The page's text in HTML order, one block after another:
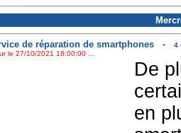
de réparation de smartphones-
4
le 27/10/2021 18:00:00 ...
De
en